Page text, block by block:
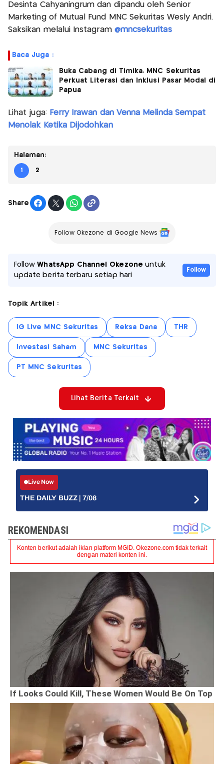
Desinta Cahyaningrum dan dipandu oleh Senior
Marketing of Mutual Fund MNC Sekuritas Wesly Andri.
Saksikan melalui Instagram @mncsekuritas
Baca Juga :
Buka Cabang di Timika, MNC Sekuritas
Perkuat Literasi dan Inklusi Pasar Modal di
Papua
Lihat juga: Ferry Irawan dan Venna Melinda Sempat
Menolak Ketika Dijodohkan
Halaman:
1 2
Share
Follow Okezone di Google News
FollowWhatsApp Channel Okezone untuk
update berita terbaru setiap hari
Follow
Topik Artikel :
IG Live MNC Sekuritas Reksa Dana THR
Investasi Saham MNC Sekuritas
PT MNC Sekuritas
Lihat Berita Terkait
Live Now
THE DAILY BUZZ | 7/08